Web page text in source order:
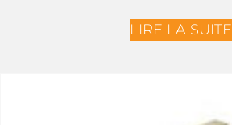
LIRE LA SUITE